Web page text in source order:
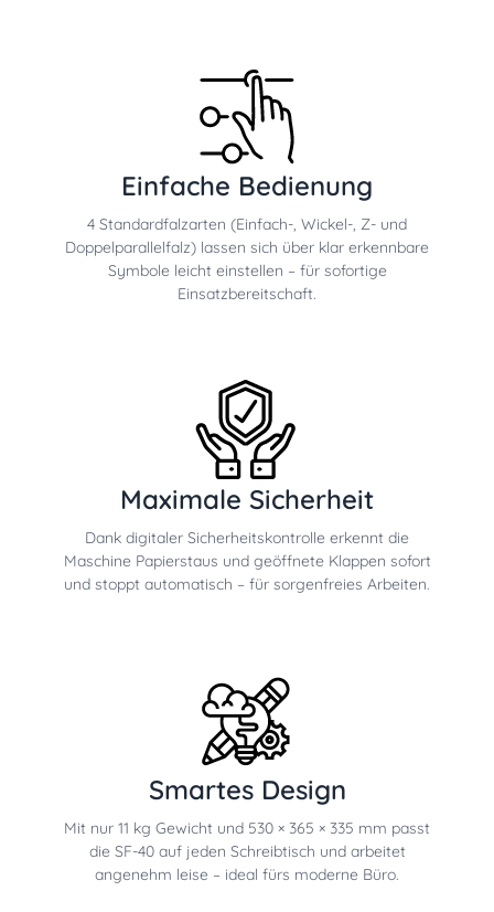
Einfache Bedienung
4 Standardfalzarten (Einfach-, Wickel-, Z- und
Doppelparallelfalz) lassen sich über klar erkennbare
Symbole leicht einstellen – für sofortige
Einsatzbereitschaft.
Maximale Sicherheit
Dank digitaler Sicherheitskontrolle erkennt die
Maschine Papierstaus und geöffnete Klappen sofort
und stoppt automatisch – für sorgenfreies Arbeiten.
Smartes Design
Mit nur 11 kg Gewicht und 530 × 365 × 335 mm passt
die SF-40 auf jeden Schreibtisch und arbeitet
angenehm leise – ideal fürs moderne Büro.